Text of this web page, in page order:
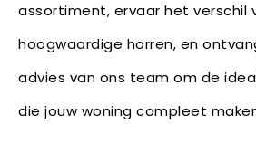
assortiment, ervaar het verschil
hoogwaardige horren, en
advies van ons team om de
die jouw woning compleet